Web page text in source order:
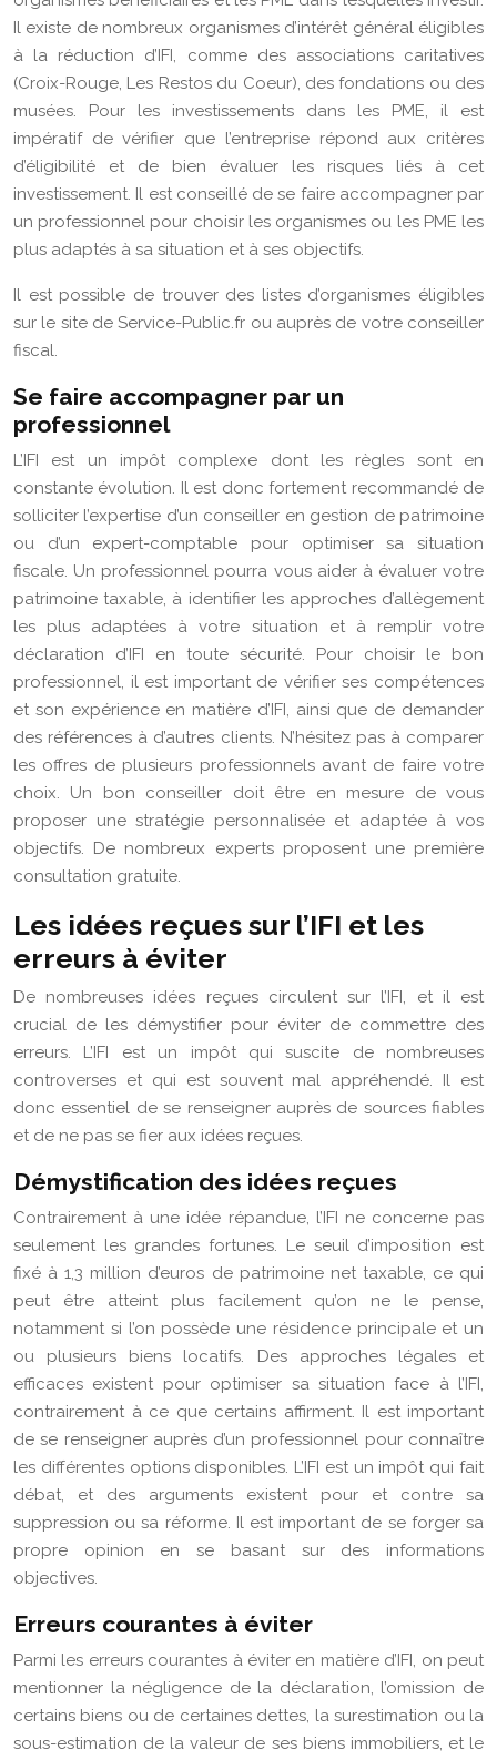
Il existe de nombreux organismes d’intérêt général éligibles
à la réduction d’IFI, comme des associations caritatives
(Croix-Rouge, Les Restos du Coeur), des fondations ou des
musées. Pour les investissements dans les PME, il est
impératif de vérifier que l’entreprise répond aux critères
d’éligibilité et de bien évaluer les risques liés à cet
investissement. Il est conseillé de se faire accompagner par
un professionnel pour choisir les organismes ou les PME les
plus adaptés à sa situation et à ses objectifs.
Il est possible de trouver des listes d’organismes éligibles
sur le site de Service-Public.fr ou auprès de votre conseiller
fiscal.
Se faire accompagner par un
professionnel
L’IFI est un impôt complexe dont les règles sont en
constante évolution. Il est donc fortement recommandé de
solliciter l’expertise d’un conseiller en gestion de patrimoine
ou d’un expert-comptable pour optimiser sa situation
fiscale. Un professionnel pourra vous aider à évaluer votre
patrimoine taxable, à identifier les approches d’allègement
les plus adaptées à votre situation et à remplir votre
déclaration d’IFI en toute sécurité. Pour choisir le bon
professionnel, il est important de vérifier ses compétences
et son expérience en matière d’IFI, ainsi que de demander
des références à d’autres clients. N’hésitez pas à comparer
les offres de plusieurs professionnels avant de faire votre
choix. Un bon conseiller doit être en mesure de vous
proposer une stratégie personnalisée et adaptée à vos
objectifs. De nombreux experts proposent une première
consultation gratuite.
Les idées reçues sur l’IFI et les
erreurs à éviter
De nombreuses idées reçues circulent sur l’IFI, et il est
crucial de les démystifier pour éviter de commettre des
erreurs. L’IFI est un impôt qui suscite de nombreuses
controverses et qui est souvent mal appréhendé. Il est
donc essentiel de se renseigner auprès de sources fiables
et de ne pas se fier aux idées reçues.
Démystification des idées reçues
Contrairement à une idée répandue, l’IFI ne concerne pas
seulement les grandes fortunes. Le seuil d’imposition est
fixé à 1,3 million d’euros de patrimoine net taxable, ce qui
peut être atteint plus facilement qu’on ne le pense,
notamment si l’on possède une résidence principale et un
ou plusieurs biens locatifs. Des approches légales et
efficaces existent pour optimiser sa situation face à l’IFI,
contrairement à ce que certains affirment. Il est important
de se renseigner auprès d’un professionnel pour connaître
les différentes options disponibles. L’IFI est un impôt qui fait
débat, et des arguments existent pour et contre sa
suppression ou sa réforme. Il est important de se forger sa
propre opinion en se basant sur des informations
objectives.
Erreurs courantes à éviter
Parmi les erreurs courantes à éviter en matière d’IFI, on peut
mentionner la négligence de la déclaration, l’omission de
certains biens ou de certaines dettes, la surestimation ou la
sous-estimation de la valeur de ses biens immobiliers, et le